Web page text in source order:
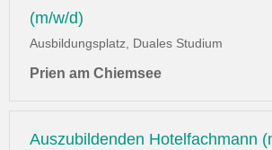
(m/w/d)
Ausbildungsplatz, Duales Studium
Prien am Chiemsee
Auszubildenden Hotelfachmann